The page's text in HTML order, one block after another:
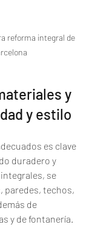
reforma integral de
y
y estilo
es clave
duradero y
se
paredes, techos,
de
y de fontanería.